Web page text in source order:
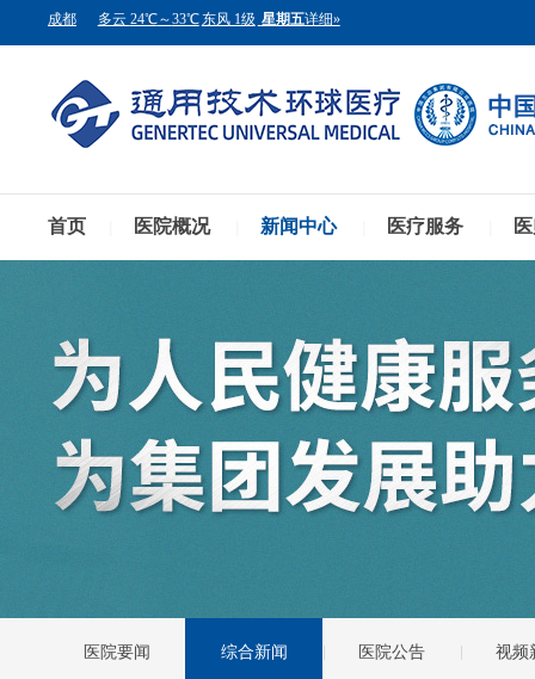
首页 医院概况 新闻中心 医疗服务
医院要闻 综合新闻 医院公告 视频